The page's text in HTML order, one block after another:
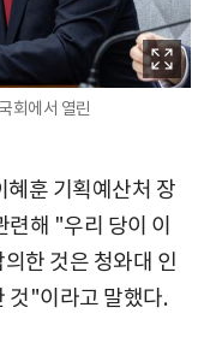
회에서 열린
혜훈 기획예산처 장
련해 "우리 당이 이
한 것은 청와대 인
것"이라고 말했다.